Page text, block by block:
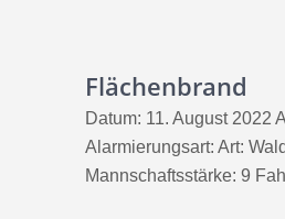
Flächenbrand
Datum: 11. August 2022
Alarmierungsart: Art:
Mannschaftsstärke: 9